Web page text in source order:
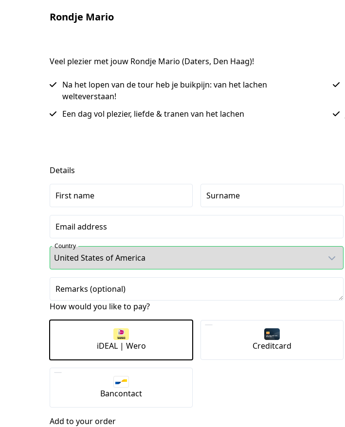
Rondje Mario
Veel plezier met jouw Rondje Mario (Daters, Den Haag)!
Na het lopen van de tour heb je buikpijn: van het lachen
welteverstaan!
Een dag vol plezier, liefde & tranen van het lachen
Details
First name Surname
Email address
Country
Remarks (optional)
How would you like to pay?
iDEAL | Wero Creditcard
Bancontact
Add to your order